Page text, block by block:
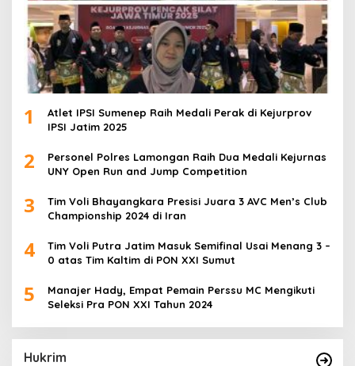
1
Atlet IPSI Sumenep Raih Medali Perak di Kejurprov
IPSI Jatim 2025
2
Personel Polres Lamongan Raih Dua Medali Kejurnas
UNY Open Run and Jump Competition
3
Tim Voli Bhayangkara Presisi Juara 3 AVC Men’s Club
Championship 2024 di Iran
4
Tim Voli Putra Jatim Masuk Semifinal Usai Menang 3 –
0 atas Tim Kaltim di PON XXI Sumut
5
Manajer Hady, Empat Pemain Perssu MC Mengikuti
Seleksi Pra PON XXI Tahun 2024
Hukrim